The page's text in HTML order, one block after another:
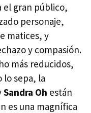
el gran público,
personaje,
matices, y
y compasión.
más reducidos,
lo sepa, la
Sandra Oh están
es una magnífica